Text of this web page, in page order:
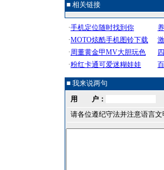
■ 相关链接
■ 我来说两句
用 户：
请各位遵纪守法并注意语言文